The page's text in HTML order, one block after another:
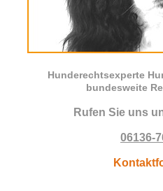
Hunderechtsexperte
bundesweite
Rufen Sie uns
06136-